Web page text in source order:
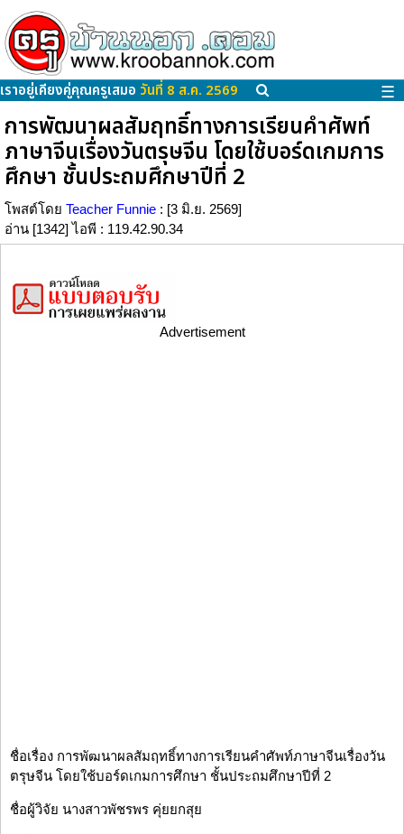
เราอยู่เคียงคู่คุณครูเสมอ วันที่ 8 ส.ค. 2569 ☰
การพัฒนาผลสัมฤทธิ์ทางการเรียนคำศัพท์
ภาษาจีนเรื่องวันตรุษจีน โดยใช้บอร์ดเกมการ
ศึกษา ชั้นประถมศึกษาปีที่ 2
โพสต์โดย Teacher Funnie : [3 มิ.ย. 2569]
อ่าน [1342] ไอพี : 119.42.90.34
Advertisement
ชื่อเรื่อง การพัฒนาผลสัมฤทธิ์ทางการเรียนคำศัพท์ภาษาจีนเรื่องวัน
ตรุษจีน โดยใช้บอร์ดเกมการศึกษา ชั้นประถมศึกษาปีที่ 2
ชื่อผู้วิจัย นางสาวพัชรพร คุ่ยยกสุย